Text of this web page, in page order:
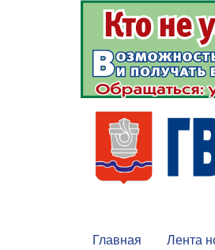
Главная Лента